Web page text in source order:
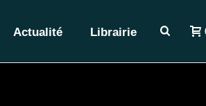
Actualité Librairie